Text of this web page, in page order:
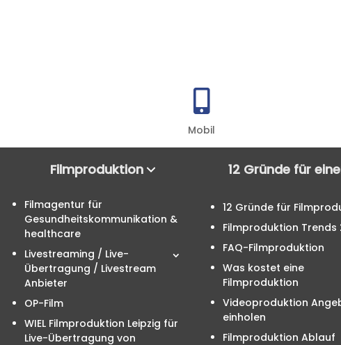

Mobil
Filmproduktion
Filmagentur für
Gesundheitskommunikation &
healthcare
Livestreaming / Live-
Übertragung / Livestream
Anbieter
OP-Film
WIEL Filmproduktion Leipzig für
Live-Übertragung von
12 Gründe für
12 Gründe für
Filmproduktion Trends
FAQ-Filmproduktion
Was kostet eine
Filmproduktion
Videoproduktion
einholen
Filmproduktion Ablauf